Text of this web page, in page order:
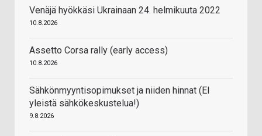
Venäjä hyökkäsi Ukrainaan 24. helmikuuta 2022
10.8.2026
Assetto Corsa rally (early access)
10.8.2026
Sähkönmyyntisopimukset ja niiden hinnat (EI
yleistä sähkökeskustelua!)
9.8.2026